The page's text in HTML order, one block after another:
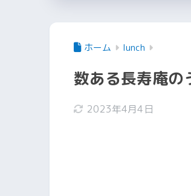
ホーム lunch
数ある長寿庵の
2023年4月4日